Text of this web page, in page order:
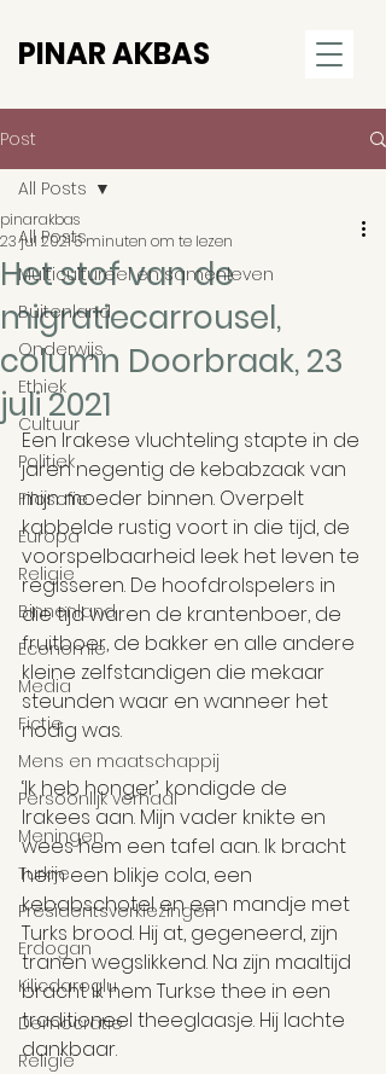
PINAR AKBAS
Post
All Posts
Multicultureel en samenleven
Buitenland
Onderwijs
Ethiek
Cultuur
Politiek
Filosofie
Europa
Religie
Binnenland
Economie
Media
Fictie
Mens en maatschappij
Persoonlijk verhaal
Meningen
Turkije
Presidentsverkiezingen
Erdogan
Kilicdaroglu
Democratie
Religie
All Posts
Het stof van de
migratiecarrousel,
column Doorbraak, 23
juli 2021
pinarakbas
23 jul 20215 minuten om te lezen
Een Irakese vluchteling stapte in de
jaren negentig de kebabzaak van
mijn moeder binnen. Overpelt
kabbelde rustig voort in die tijd, de
voorspelbaarheid leek het leven te
regisseren. De hoofdrolspelers in
die tijd waren de krantenboer, de
fruitboer, de bakker en alle andere
kleine zelfstandigen die mekaar
steunden waar en wanneer het
nodig was.
‘Ik heb honger’, kondigde de
Irakees aan. Mijn vader knikte en
wees hem een tafel aan. Ik bracht
hem een blikje cola, een
kebabschotel en een mandje met
Turks brood. Hij at, gegeneerd, zijn
tranen wegslikkend. Na zijn maaltijd
bracht ik hem Turkse thee in een
traditioneel theeglaasje. Hij lachte
dankbaar.